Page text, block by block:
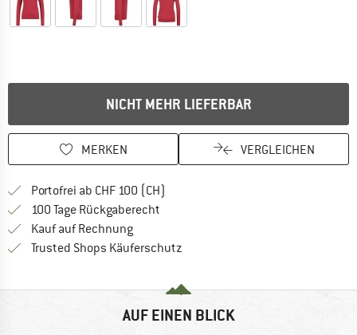
NICHT MEHR LIEFERBAR
MERKEN VERGLEICHEN
Portofrei ab CHF 100 (CH)
100 Tage Rückgaberecht
Kauf auf RechnungFinde die Zahlungs-Infos hier! Öffnet
Trusted Shops Käuferschutz
AUF EINEN BLICK